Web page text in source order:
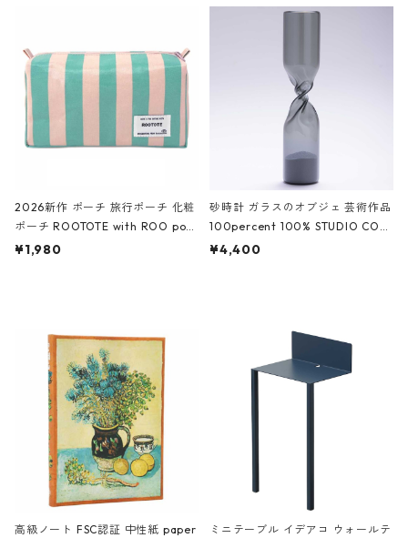
ーガンディー、オフホワイト
CODILE/Black クロコダイル/ブラ
2026新作 ポーチ 旅行ポーチ 化粧
ポーチ ROOTOTE with ROO pou
ch 3532 ルートート WR.ポーチ.ラ
¥1,980
砂時計 ガラスのオブジェ 芸術作品
100percent 100% STUDIO COH
AKU Timeless 100パーセント ス
¥4,400
高級ノート FSC認証 中性紙 paper
ミニテーブル イデアコ ウォールテ